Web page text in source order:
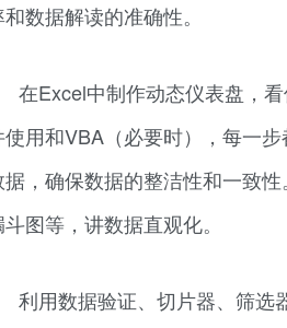
数据解读的准确性。
在Excel中制作动态仪表盘，
使用和VBA（必要时），每一
据，确保数据的整洁性和一致
图等，讲数据直观化。
利用数据验证、切片器、筛选